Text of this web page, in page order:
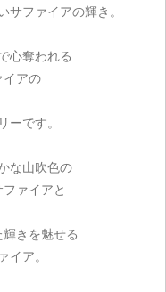
サファイアの輝き。
心奪われる
イアの
ーです。
な山吹色の
ァイアと
きを魅せる
イア。